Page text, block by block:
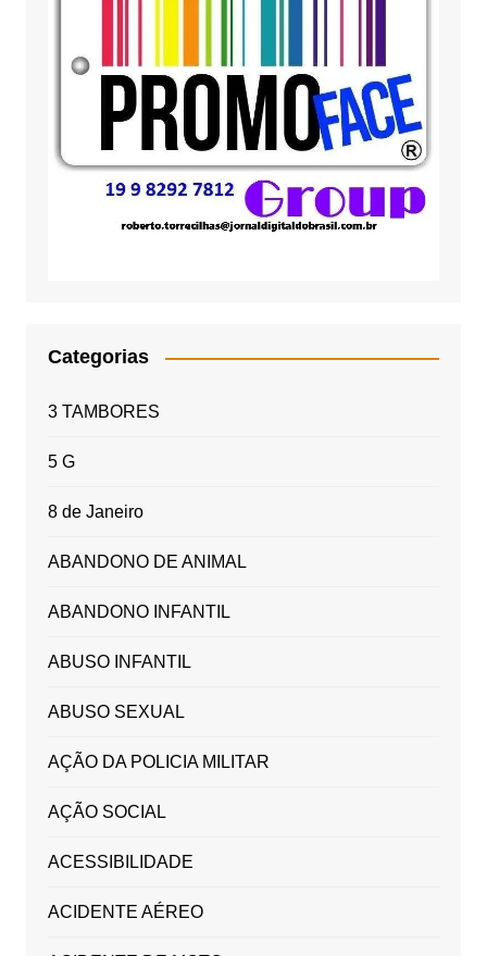
Categorias
3 TAMBORES
5 G
8 de Janeiro
ABANDONO DE ANIMAL
ABANDONO INFANTIL
ABUSO INFANTIL
ABUSO SEXUAL
AÇÃO DA POLICIA MILITAR
AÇÃO SOCIAL
ACESSIBILIDADE
ACIDENTE AÉREO